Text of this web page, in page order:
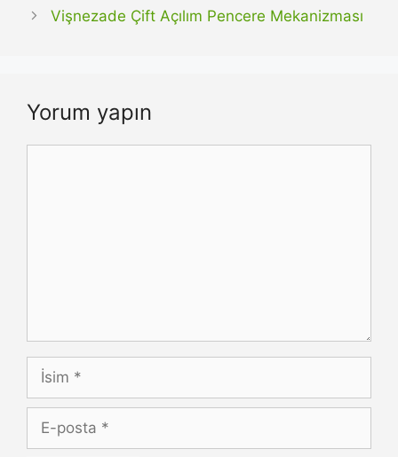
Vişnezade Çift Açılım Pencere Mekanizması
Yorum yapın
İsim
posta